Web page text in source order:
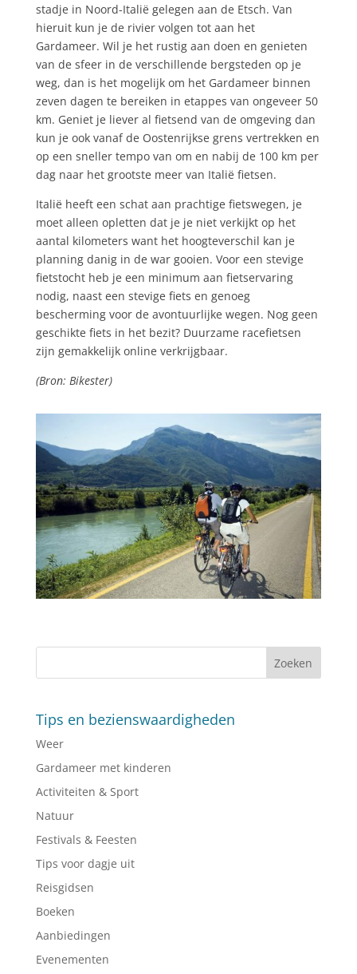
stadje in Noord-Italië gelegen aan de Etsch. Van
hieruit kun je de rivier volgen tot aan het
Gardameer. Wil je het rustig aan doen en genieten
van de sfeer in de verschillende bergsteden op je
weg, dan is het mogelijk om het Gardameer binnen
zeven dagen te bereiken in etappes van ongeveer 50
km. Geniet je liever al fietsend van de omgeving dan
kun je ook vanaf de Oostenrijkse grens vertrekken en
op een sneller tempo van om en nabij de 100 km per
dag naar het grootste meer van Italië fietsen.
Italië heeft een schat aan prachtige fietswegen, je
moet alleen opletten dat je je niet verkijkt op het
aantal kilometers want het hoogteverschil kan je
planning danig in de war gooien. Voor een stevige
fietstocht heb je een minimum aan fietservaring
nodig, naast een stevige fiets en genoeg
bescherming voor de avontuurlijke wegen. Nog geen
geschikte fiets in het bezit? Duurzame racefietsen
zijn gemakkelijk online verkrijgbaar.
(Bron: Bikester)
Tips en bezienswaardigheden
Weer
Gardameer met kinderen
Activiteiten & Sport
Natuur
Festivals & Feesten
Tips voor dagje uit
Reisgidsen
Boeken
Aanbiedingen
Evenementen